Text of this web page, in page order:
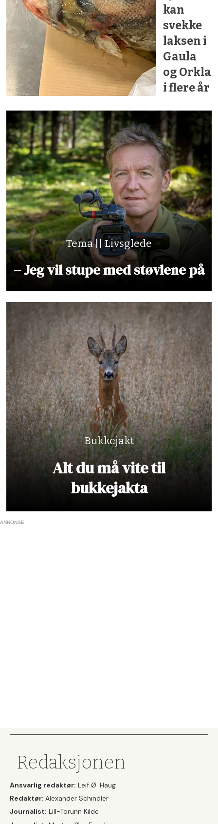
kan
svekke
laksen i
Gaula
og Orkla
i flere år
Tema || Livsglede
– Jeg vil stupe med støvlene på
Bukkejakt
Alt du må vite til
bukkejakta
ANNONSE
Redaksjonen
Ansvarlig redaktør: Leif Ø. Haug
Redaktør: Alexander Schindler
Journalist: Lill-Torunn Kilde